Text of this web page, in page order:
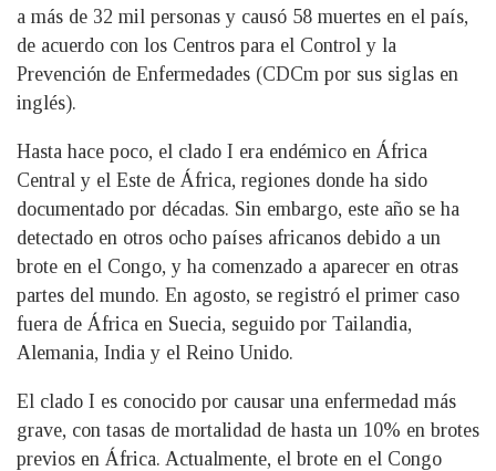
a más de 32 mil personas y causó 58 muertes en el país,
de acuerdo con los Centros para el Control y la
Prevención de Enfermedades (CDCm por sus siglas en
inglés).
Hasta hace poco, el clado I era endémico en África
Central y el Este de África, regiones donde ha sido
documentado por décadas. Sin embargo, este año se ha
detectado en otros ocho países africanos debido a un
brote en el Congo, y ha comenzado a aparecer en otras
partes del mundo. En agosto, se registró el primer caso
fuera de África en Suecia, seguido por Tailandia,
Alemania, India y el Reino Unido.
El clado I es conocido por causar una enfermedad más
grave, con tasas de mortalidad de hasta un 10% en brotes
previos en África. Actualmente, el brote en el Congo